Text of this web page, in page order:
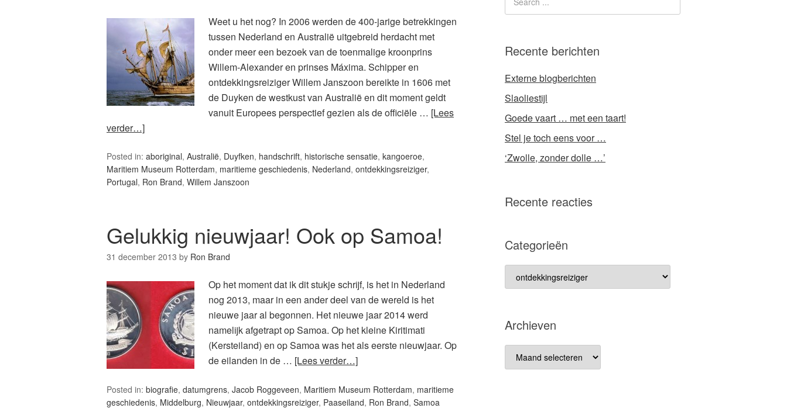
Weet u het nog? In 2006 werden de 400-jarige betrekkingen
tussen Nederland en Australië uitgebreid herdacht met
onder meer een bezoek van de toenmalige kroonprins
Willem-Alexander en prinses Máxima. Schipper en
ontdekkingsreiziger Willem Janszoon bereikte in 1606 met
de Duyken de westkust van Australië en dit moment geldt
vanuit Europees perspectief gezien als de officiële … [Lees
verder…]
Posted in: aboriginal, Australië, Duyfken, handschrift, historische sensatie, kangoeroe,
Maritiem Museum Rotterdam, maritieme geschiedenis, Nederland, ontdekkingsreiziger,
Portugal, Ron Brand, Willem Janszoon
Gelukkig nieuwjaar! Ook op Samoa!
31 december 2013 by Ron Brand
Op het moment dat ik dit stukje schrijf, is het in Nederland
nog 2013, maar in een ander deel van de wereld is het
nieuwe jaar al begonnen. Het nieuwe jaar 2014 werd
namelijk afgetrapt op Samoa. Op het kleine Kiritimati
(Kersteiland) en op Samoa was het als eerste nieuwjaar. Op
de eilanden in de … [Lees verder…]
Posted in: biografie, datumgrens, Jacob Roggeveen, Maritiem Museum Rotterdam, maritieme
geschiedenis, Middelburg, Nieuwjaar, ontdekkingsreiziger, Paaseiland, Ron Brand, Samoa
Recente berichten
Externe blogberichten
Slaoliestijl
Goede vaart … met een taart!
Stel je toch eens voor …
‘Zwolle, zonder dolle …’
Recente reacties
Categorieën
Categorieën
Archieven
Archieven